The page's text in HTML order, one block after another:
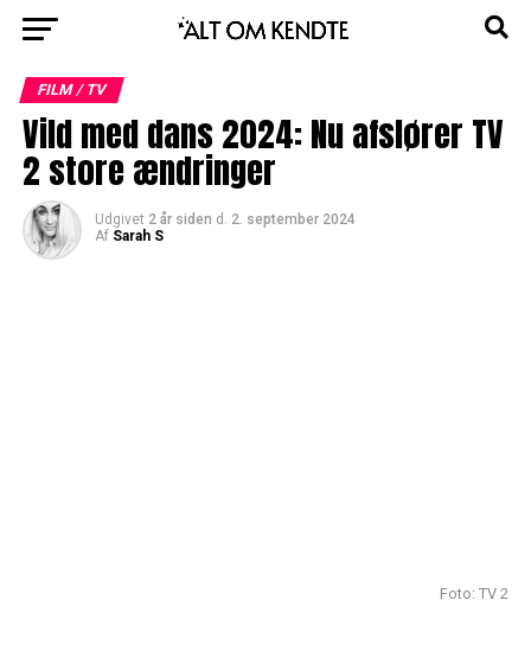
FILM / TV
Vild med dans 2024: Nu afslører TV
2 store ændringer
Udgivet 2 år siden d. 2. september 2024
Af Sarah S
Foto: TV 2